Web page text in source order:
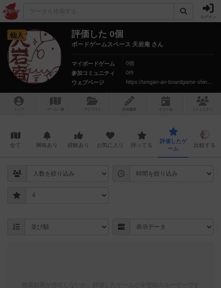
ログイン
仙人 評価した 0個
ボードゲームスペース 天岩庵 さん
マイボードゲーム
0個
参加コミュニティ
0件
ウェブページ
トップ ゲーム一覧 マイリスト 投稿履歴 ボ ドゲ コミュニティ
全て 興味あり 経験あり お気に入り 持ってる
評価したゲ
ーム
比較する